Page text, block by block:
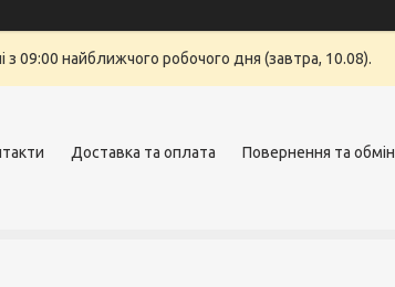
09:00 найближчого робочого дня (завтра, 10.08).
Доставка та оплата Повернення та обмін